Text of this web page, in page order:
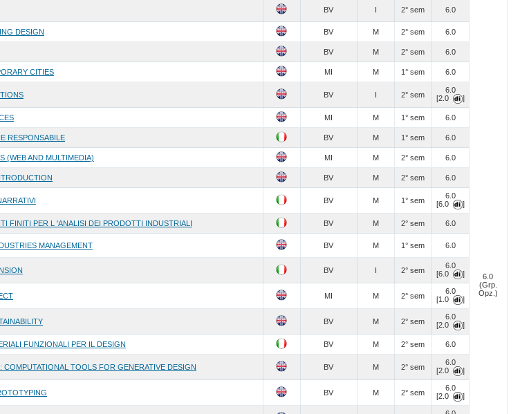
6.0
(Grp.
Opz.)
BV I 2° sem 6.0
DESIGN BV M 2° sem 6.0
BV M 2° sem 6.0
CITIES MI M 1° sem 6.0
BV I 2° sem
6.0
[2.0
]
MI M 1° sem 6.0
RESPONSABILE BV M 1° sem 6.0
(WEB AND MULTIMEDIA) MI M 2° sem 6.0
BV M 2° sem 6.0
BV M 1° sem
6.0
[6.0
]
FINITI PER L 'ANALISI DEI PRODOTTI INDUSTRIALI BV M 2° sem 6.0
MANAGEMENT BV M 1° sem 6.0
BV I 2° sem
6.0
[6.0
]
MI M 2° sem
6.0
[1.0
]
BV M 2° sem
6.0
[2.0
]
FUNZIONALI PER IL DESIGN BV M 2° sem 6.0
COMPUTATIONAL TOOLS FOR GENERATIVE DESIGN BV M 2° sem
6.0
[2.0
]
BV M 2° sem
6.0
[2.0
]